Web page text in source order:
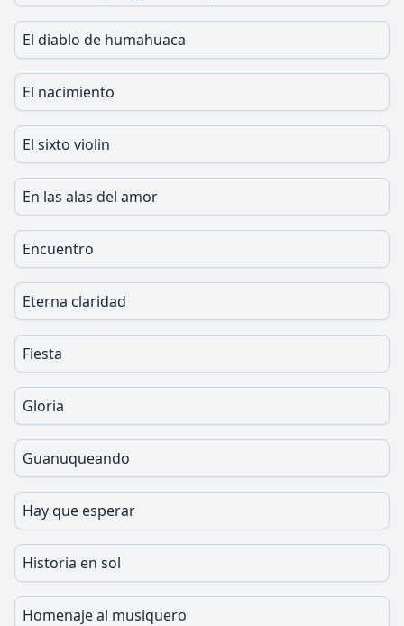
El diablo de humahuaca
El nacimiento
El sixto violin
En las alas del amor
Encuentro
Eterna claridad
Fiesta
Gloria
Guanuqueando
Hay que esperar
Historia en sol
Homenaje al musiquero